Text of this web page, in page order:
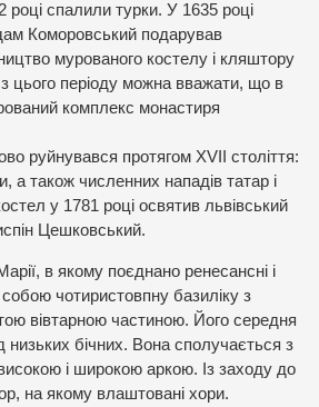
році спалили турки. У 1635 році
Коморовський подарував
мурованого костелу і кляштору
цього періоду можна вважати, що в
комплекс монастиря
руйнувався протягом XVII століття:
а також численних нападів татар і
у 1781 році освятив львівський
Цешковський.
в якому поєднано ренесансні і
чотиристовпну базиліку з
вівтарною частиною. Його середня
низьких бічних. Вона сполучається з
і широкою аркою. Із заходу до
на якому влаштовані хори.